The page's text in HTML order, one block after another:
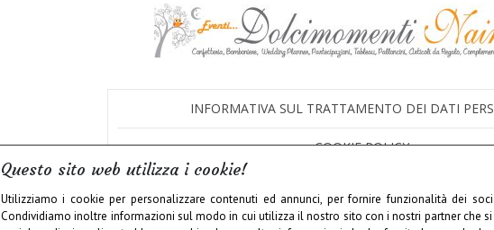
INFORMATIVA SUL TRATTAMENTO DEI DATI
COOKIE POLICY
Questo sito web utilizza i cookie!
Utilizziamo i cookie per personalizzare contenuti ed annunci, per fornire funzionalità dei
Condividiamo inoltre informazioni sul modo in cui utilizza il nostro sito con i nostri partner che